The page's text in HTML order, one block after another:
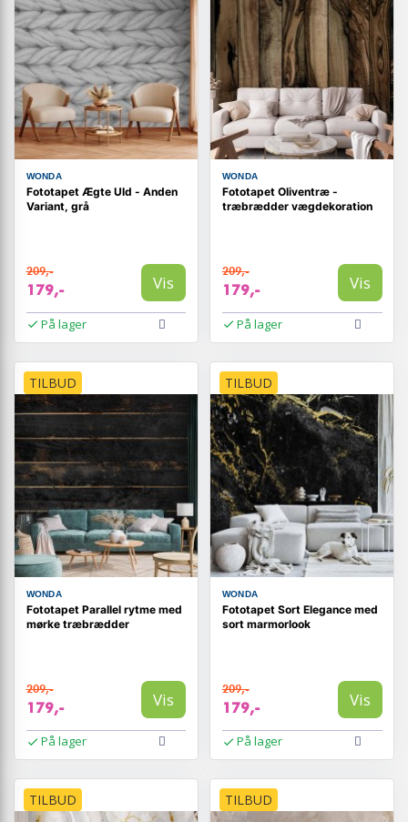
WONDA
Fototapet Ægte Uld - Anden
Variant, grå
209,-
179,- Vis
På lager
WONDA
Fototapet Oliventræ -
træbrædder vægdekoration
209,-
179,- Vis
På lager
TILBUD
WONDA
Fototapet Parallel rytme med
mørke træbrædder
209,-
179,- Vis
På lager
TILBUD
WONDA
Fototapet Sort Elegance med
sort marmorlook
209,-
179,- Vis
På lager
TILBUD TILBUD